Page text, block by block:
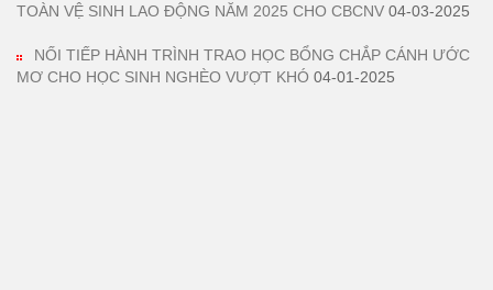
TOÀN VỆ SINH LAO ĐỘNG NĂM 2025 CHO CBCNV 04-03-2025
NỐI TIẾP HÀNH TRÌNH TRAO HỌC BỔNG CHẮP CÁNH ƯỚC
MƠ CHO HỌC SINH NGHÈO VƯỢT KHÓ 04-01-2025